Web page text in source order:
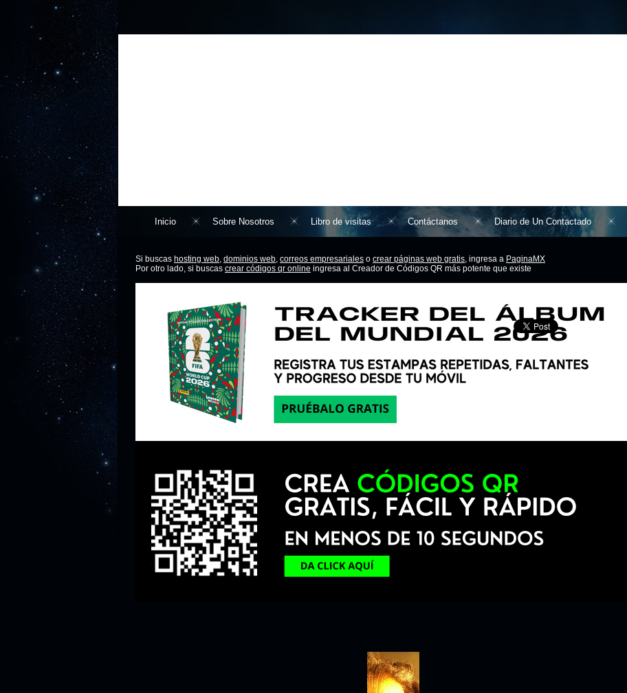
Inicio Sobre Nosotros Libro de visitas Contáctanos Diario de Un Contactado
Si buscas hosting web, dominios web, correos empresariales o crear páginas web gratis, ingresa a PaginaMX
Por otro lado, si buscas crear códigos qr online ingresa al Creador de Códigos QR más potente que existe